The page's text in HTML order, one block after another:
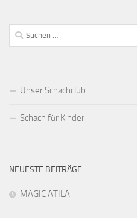
Suchen
nach:
Unser Schachclub
Schach für Kinder
NEUESTE BEITRÄGE
MAGIC ATILA